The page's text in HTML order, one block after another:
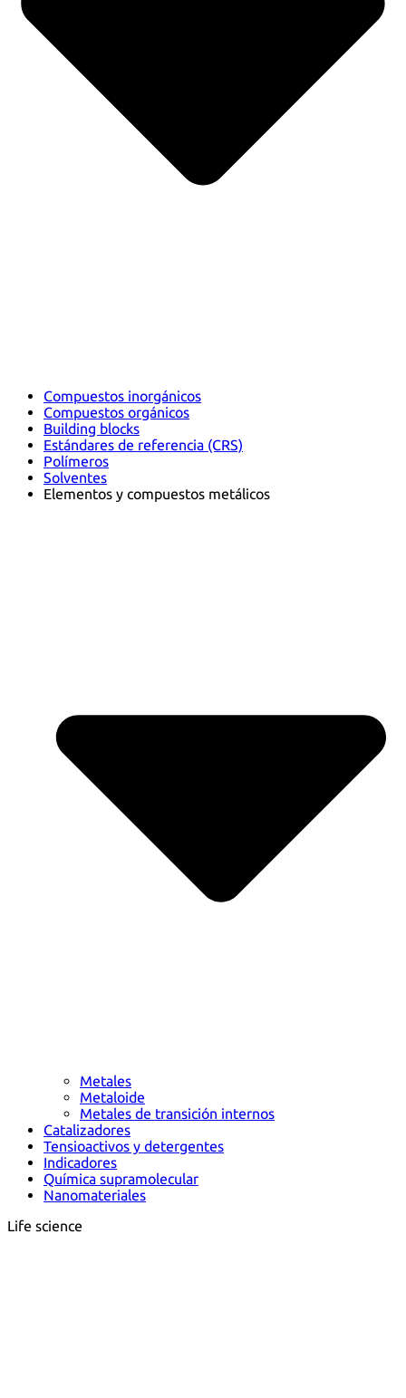
Compuestos inorgánicos
Compuestos orgánicos
Building blocks
Estándares de referencia (CRS)
Polímeros
Solventes
Elementos y compuestos metálicos
Metales
Metaloide
Metales de transición internos
Catalizadores
Tensioactivos y detergentes
Indicadores
Química supramolecular
Nanomateriales
Life science